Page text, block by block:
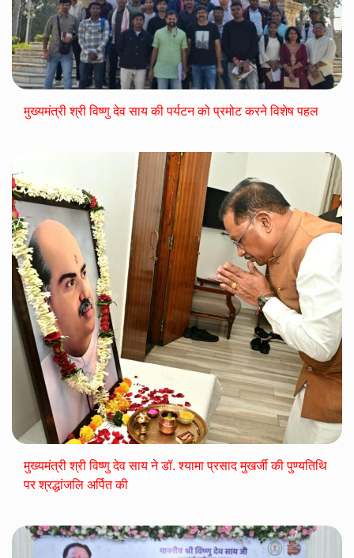
मुख्यमंत्री श्री विष्णु देव साय की पर्यटन को प्रमोट करने विशेष पहल
मुख्यमंत्री श्री विष्णु देव साय ने डॉ. श्यामा प्रसाद मुखर्जी की पुण्यतिथि
पर श्रद्धांजलि अर्पित की